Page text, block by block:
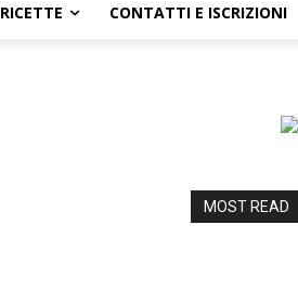
RICETTE CONTATTI E ISCRIZIONI
MOST READ